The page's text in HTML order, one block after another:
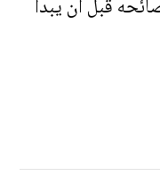
قبل أن يبدأ